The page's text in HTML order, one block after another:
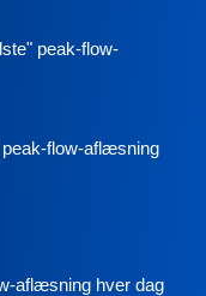
peak-flow-
flow-aflæsning
aflæsning hver dag